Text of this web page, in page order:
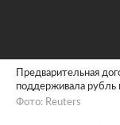
Предварительная
поддерживала рубль
Фото: Reuters